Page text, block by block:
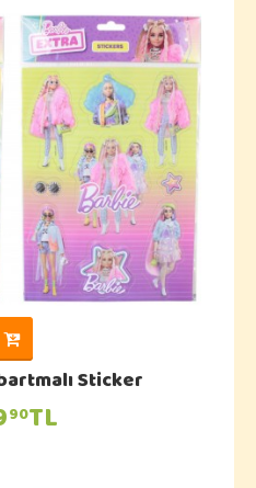
Sticker
90TL